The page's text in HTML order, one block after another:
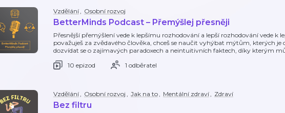
Vzdělání, Osobní rozvoj
BetterMinds Podcast – Přemýšlej přesněji
Přesnější přemýšlení vede k lepšímu rozhodování a lepší rozhodování vede k
považuješ za zvědavého člověka, chceš se naučit vyhýbat mýtům, kterých je
dozvídat se o zajímavých paradoxech a neintuitivních faktech, díky kterým
10 epizod
1 odběratel
Vzdělání, Osobní rozvoj , Jak na to, Mentální zdraví, Zdraví
Bez filtru